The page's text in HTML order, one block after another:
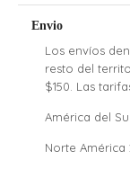
Envio
Los envíos
resto del
$150. Las
América del
Norte América